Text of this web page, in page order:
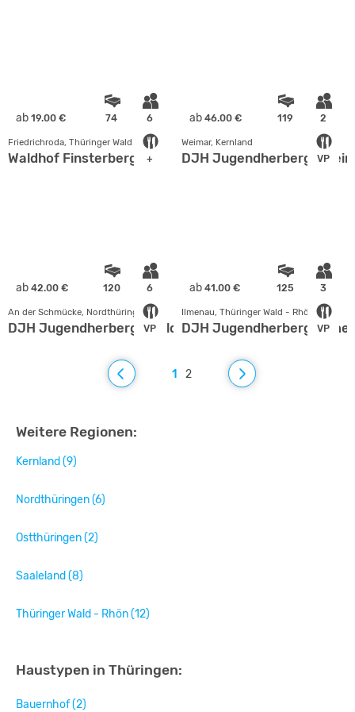
ab 19.00 € 74 6
+
Friedrichroda, Thüringer Wald - Rhön
Waldhof Finsterbergen
ab 46.00 € 119 2
VP
Weimar, Kernland
DJH Jugendherberge
ab 42.00 € 120 6
VP
An der Schmücke, Nordthüringen
DJH Jugendherberge Heldrungen
ab 41.00 € 125 3
VP
Ilmenau, Thüringer Wald - Rhön
DJH Jugendherberge
1 2
Weitere Regionen:
Kernland (9)
Nordthüringen (6)
Ostthüringen (2)
Saaleland (8)
Thüringer Wald - Rhön (12)
Haustypen in Thüringen:
Bauernhof (2)